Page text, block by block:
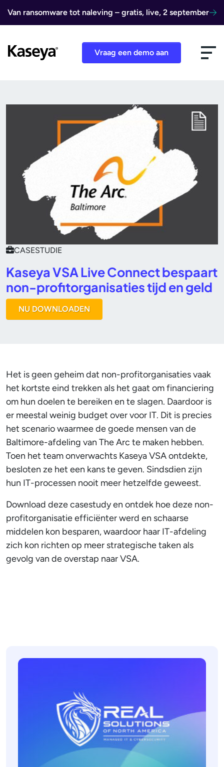
Van ransomware tot naleving – gratis, live, 2 september
Vraag een demo aan
CASESTUDIE
Kaseya VSA Live Connect bespaart
non-profitorganisaties tijd en geld
NU DOWNLOADEN
Het is geen geheim dat non-profitorganisaties vaak
het kortste eind trekken als het gaat om financiering
om hun doelen te bereiken en te slagen. Daardoor is
er meestal weinig budget over voor IT. Dit is precies
het scenario waarmee de goede mensen van de
Baltimore-afdeling van The Arc te maken hebben.
Toen het team onverwachts Kaseya VSA ontdekte,
besloten ze het een kans te geven. Sindsdien zijn
hun IT-processen nooit meer hetzelfde geweest.
Download deze casestudy en ontdek hoe deze non-
profitorganisatie efficiënter werd en schaarse
middelen kon besparen, waardoor haar IT-afdeling
zich kon richten op meer strategische taken als
gevolg van de overstap naar VSA.